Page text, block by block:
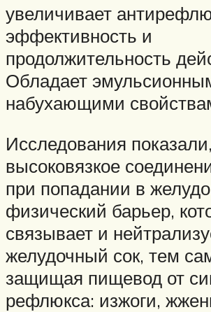
увеличивает
эффективность и
продолжительность
Обладает
набухающими
Исследования
высоковязкое
при попадании в
физический барьер,
связывает и
желудочный сок, тем
защищая пищевод от
рефлюкса: изжоги,